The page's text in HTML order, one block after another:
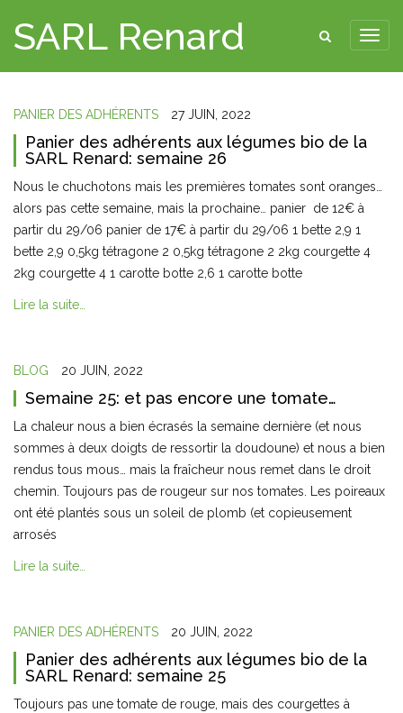
SARL Renard
PANIER DES ADHÉRENTS 27 JUIN, 2022
Panier des adhérents aux légumes bio de la
SARL Renard: semaine 26
Nous le chuchotons mais les premières tomates sont oranges…
alors pas cette semaine, mais la prochaine… panier de 12€ à
partir du 29/06 panier de 17€ à partir du 29/06 1 bette 2,9 1
bette 2,9 0,5kg tétragone 2 0,5kg tétragone 2 2kg courgette 4
2kg courgette 4 1 carotte botte 2,6 1 carotte botte
Lire la suite…
BLOG 20 JUIN, 2022
Semaine 25: et pas encore une tomate…
La chaleur nous a bien écrasés la semaine dernière (et nous
sommes à deux doigts de ressortir la doudoune) et nous a bien
rendus tous mous… mais la fraîcheur nous remet dans le droit
chemin. Toujours pas de rougeur sur nos tomates. Les poireaux
ont été plantés sous un soleil de plomb (et copieusement
arrosés
Lire la suite…
PANIER DES ADHÉRENTS 20 JUIN, 2022
Panier des adhérents aux légumes bio de la
SARL Renard: semaine 25
Toujours pas une tomate de rouge, mais des courgettes à